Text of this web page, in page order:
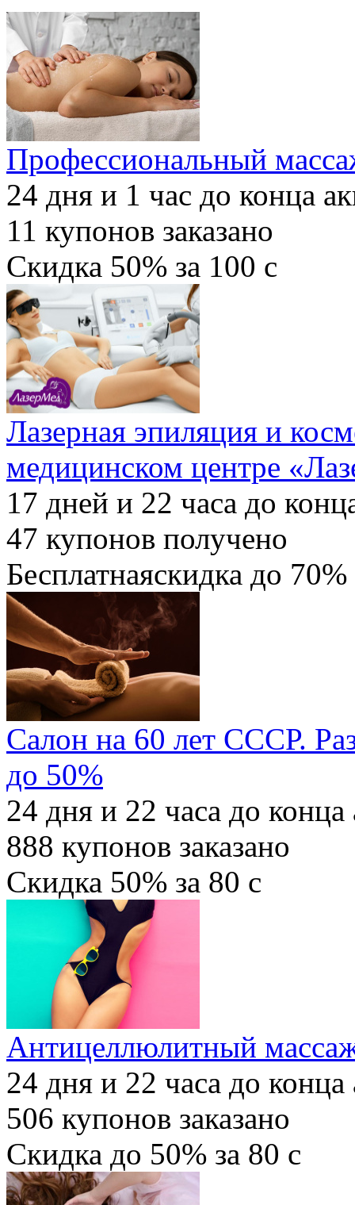
Профессиональный
24 дня и 1 час до конца
11 купонов заказано
Скидка 50% за 100 c
Лазерная эпиляция и
медицинском центре
17 дней и 22 часа до
47 купонов получено
Бесплатнаяскидка до 70%
Салон на 60 лет СССР.
до 50%
24 дня и 22 часа до
888 купонов заказано
Скидка 50% за 80 c
Антицеллюлитный
24 дня и 22 часа до
506 купонов заказано
Скидка до 50% за 80 c